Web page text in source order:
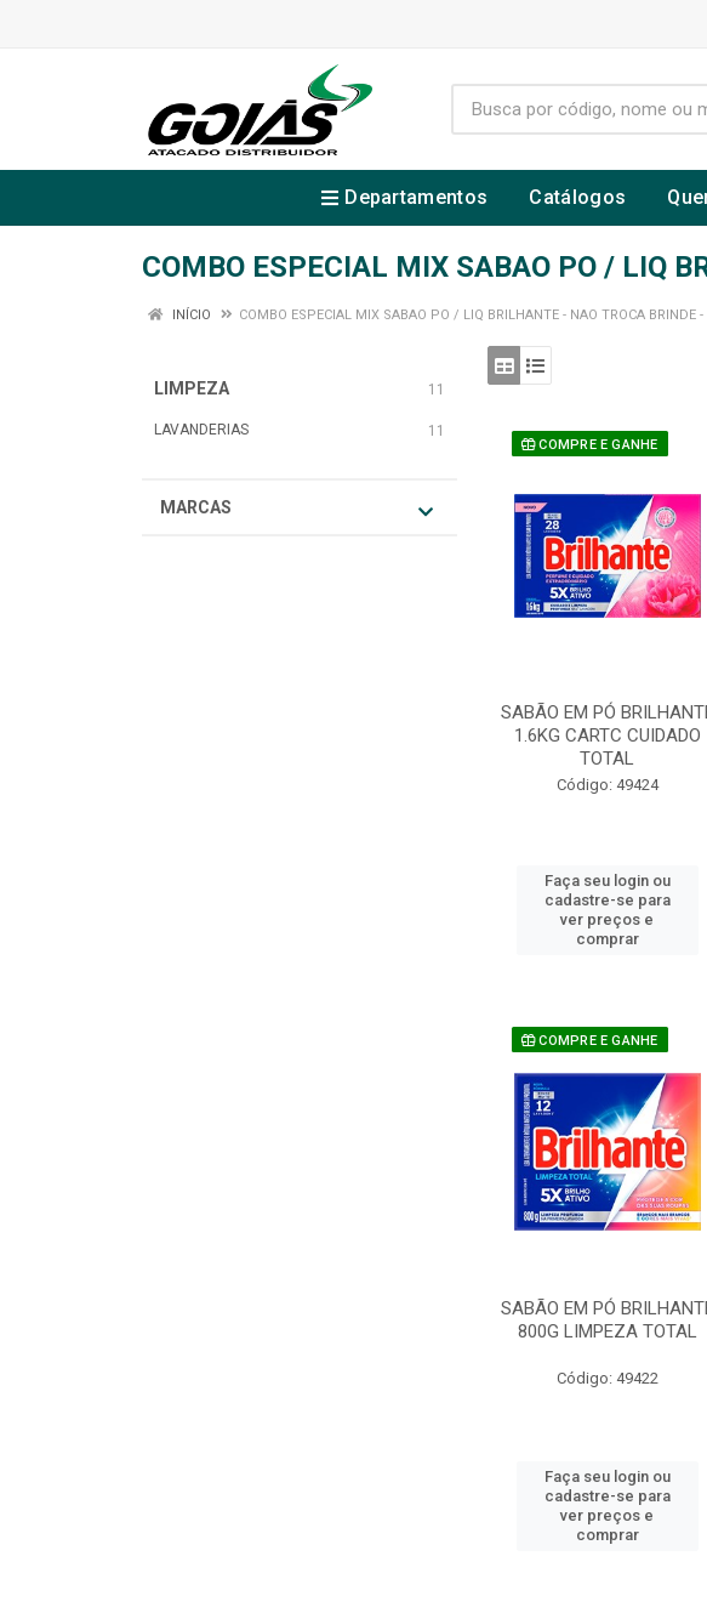
Departamentos Catálogos
COMBO ESPECIAL MIX SABAO PO / LIQ
INÍCIO COMBO ESPECIAL MIX SABAO PO / LIQ BRILHANTE - NAO TROCA BRINDE -
LIMPEZA 11
LAVANDERIAS 11
MARCAS
COMPRE E GANHE
SABÃO EM PÓ
1.6KG CARTC CUIDADO
TOTAL
Código: 49424
Faça seu login ou
cadastre-se para
ver preços e
comprar
COMPRE E GANHE
SABÃO EM PÓ
800G LIMPEZA TOTAL
Código: 49422
Faça seu login ou
cadastre-se para
ver preços e
comprar